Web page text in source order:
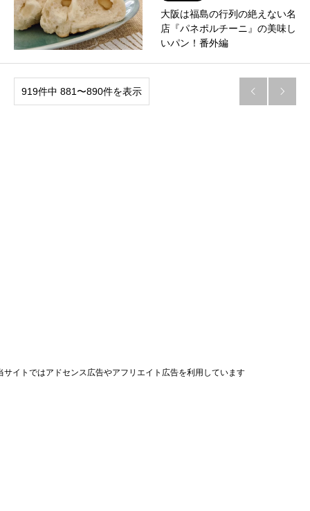
大阪は福島の行列の絶えない名
店『パネポルチーニ』の美味し
いパン！番外編
919件中 881〜890件を表示  
サイトではアドセンス広告やアフリエイト広告を利用しています